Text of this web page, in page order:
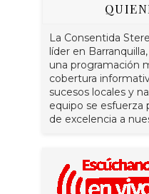
La Consentida
líder en
una programación
cobertura
sucesos locales y
equipo se esfuerza
de excelencia a